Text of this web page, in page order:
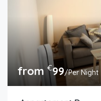
from€99/Per Night